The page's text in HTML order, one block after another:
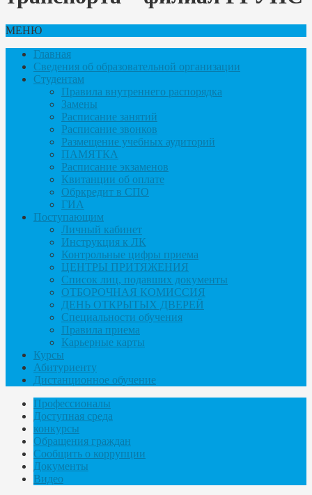
МЕНЮ
Главная
Сведения об образовательной организации
Студентам
Правила внутреннего распорядка
Замены
Расписание занятий
Расписание звонков
Размещение учебных аудиторий
ПАМЯТКА
Расписание экзаменов
Квитанции об оплате
Обркредит в СПО
ГИА
Поступающим
Личный кабинет
Инструкция к ЛК
Контрольные цифры приема
ЦЕНТРЫ ПРИТЯЖЕНИЯ
Список лиц, подавших документы
ОТБОРОЧНАЯ КОМИССИЯ
ДЕНЬ ОТКРЫТЫХ ДВЕРЕЙ
Специальности обучения
Правила приема
Карьерные карты
Курсы
Абитуриенту
Дистанционное обучение
Профессионалы
Доступная среда
конкурсы
Обращения граждан
Сообщить о коррупции
Документы
Видео